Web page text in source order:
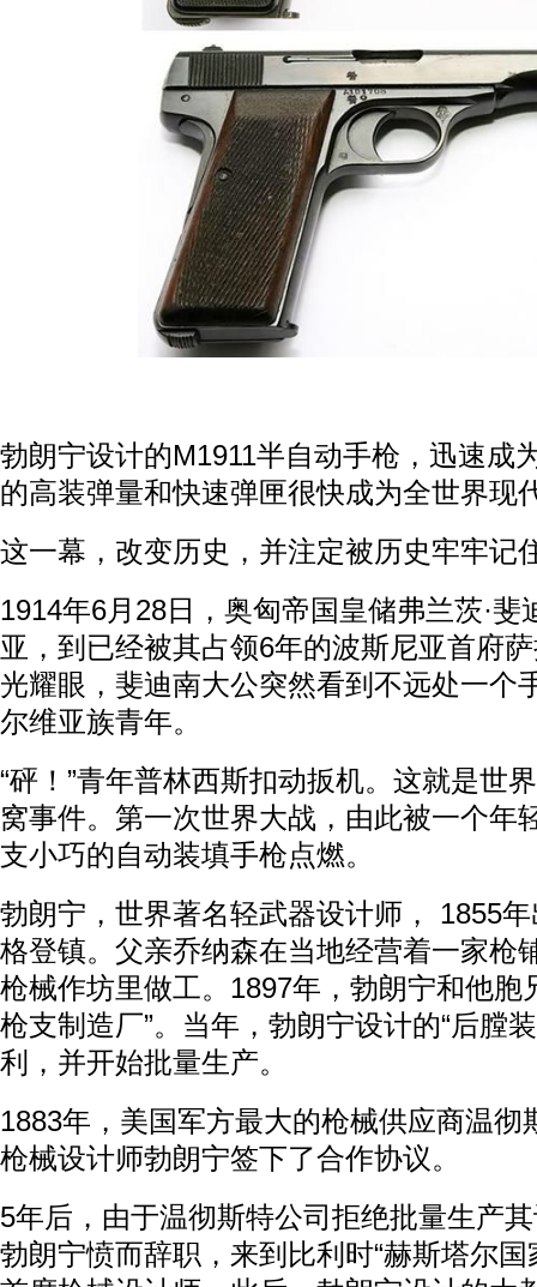
勃朗宁设计的M1911半自动手枪，迅速成
的高装弹量和快速弹匣很快成为全世界现
这一幕，改变历史，并注定被历史牢牢记
1914年6月28日，奥匈帝国皇储弗兰茨·斐
亚，到已经被其占领6年的波斯尼亚首府
光耀眼，斐迪南大公突然看到不远处一个
尔维亚族青年。
“砰！”青年普林西斯扣动扳机。这就是世
窝事件。第一次世界大战，由此被一个年
支小巧的自动装填手枪点燃。
勃朗宁，世界著名轻武器设计师， 1855
格登镇。父亲乔纳森在当地经营着一家枪
枪械作坊里做工。1897年，勃朗宁和他胞
枪支制造厂”。当年，勃朗宁设计的“后膛
利，并开始批量生产。
1883年，美国军方最大的枪械供应商温彻
枪械设计师勃朗宁签下了合作协议。
5年后，由于温彻斯特公司拒绝批量生产
勃朗宁愤而辞职，来到比利时“赫斯塔尔